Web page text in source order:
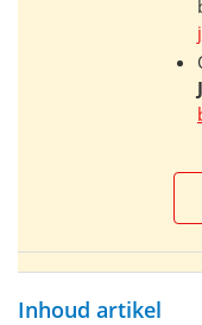
Inhoud artikel